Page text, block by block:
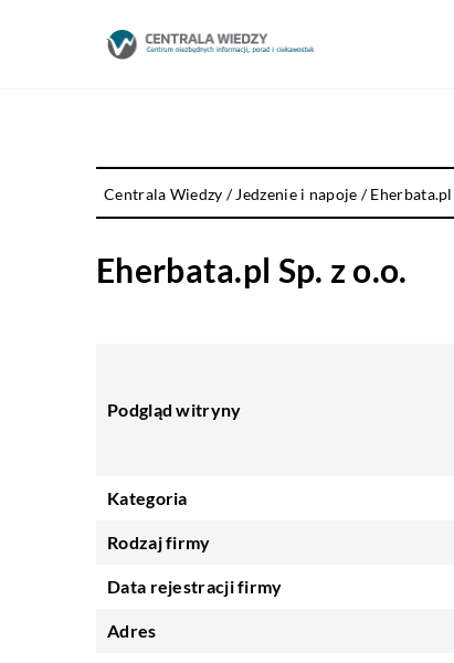
Centrala Wiedzy / Jedzenie i napoje /Eherbata.pl
Eherbata.pl Sp. z o.o.
Podgląd witryny
Kategoria
Rodzaj firmy
Data rejestracji firmy
Adres